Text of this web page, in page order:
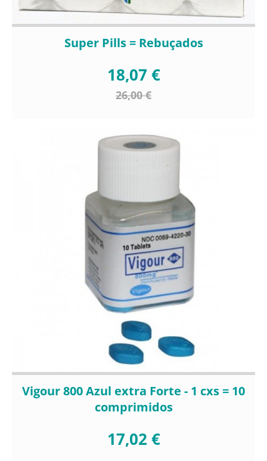
Super Pills = Rebuçados
18,07 €
26,00 €
Vigour 800 Azul extra Forte - 1 cxs = 10
comprimidos
17,02 €